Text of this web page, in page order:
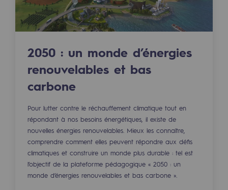
Gaz renouvelables et procédés
Pyrogazéification et gazéification
Méthanation
Captage de CO2
Concertations CH4, H2 et CO2
Espace pédagogique
Espace pédagogique
2050 : un monde d’énergies
2050 : un monde d’énergies
renouvelables et bas
carbone
Pour lutter contre le réchauffement climatique tout en
répondant à nos besoins énergétiques, il existe de
nouvelles énergies renouvelables. Mieux les connaître,
comprendre comment elles peuvent répondre aux défis
climatiques et construire un monde plus durable : tel est
l’objectif de la plateforme pédagogique « 2050 : un
monde d’énergies renouvelables et bas carbone ».